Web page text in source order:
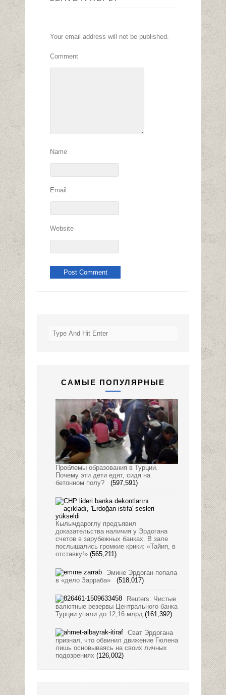
Your email address will not be published.
Comment
Name
Email
Website
САМЫЕ ПОПУЛЯРНЫЕ
Проблемы образования в Турции.
Почему эти дети едят, сидя на
бетонном полу?
(597,591)
Кылычдароглу предъявил
доказательства наличия у Эрдогана
счетов в зарубежных банках. В зале
послышались громкие крики: «Тайип, в
отставку!» (565,211)
Эмине Эрдоган попала
в «дело Зарраба»
(518,017)
Reuters: Чистые
валютные резервы Центрального банка
Турции упали до 12,16 млрд (161,392)
Сват Эрдогана
признал, что обвинил движение Гюлена
лишь основываясь на своих личных
подозрениях (126,002)